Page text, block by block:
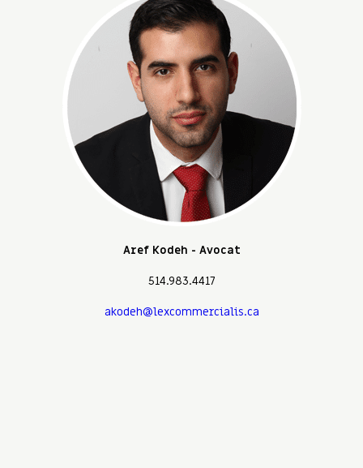
Aref Kodeh - Avocat
514.983.4417
akodeh@lexcommercialis.ca